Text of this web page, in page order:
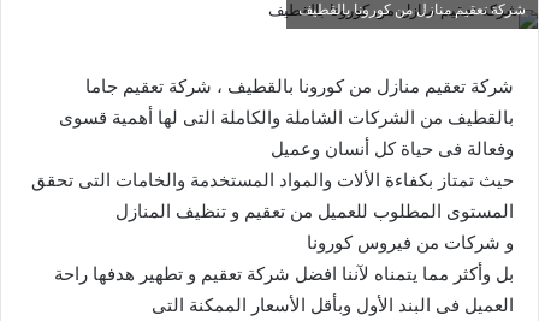
شركة تعقيم منازل من كورونا بالقطيف
شركة تعقيم منازل من كورونا بالقطيف ، شركة تعقيم جاما
بالقطيف من الشركات الشاملة والكاملة التى لها أهمية قسوى
وفعالة فى حياة كل أنسان وعميل
حيث تمتاز بكفاءة الألات والمواد المستخدمة والخامات التى تحقق
المستوى المطلوب للعميل من تعقيم و تنظيف المنازل
و شركات من فيروس كورونا
بل وأكثر مما يتمناه لآننا افضل شركة تعقيم و تطهير هدفها راحة
العميل فى البند الأول وبأقل الأسعار الممكنة التى